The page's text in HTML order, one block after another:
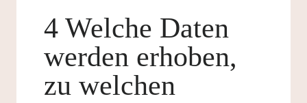
4 Welche Daten
werden erhoben,
zu welchen